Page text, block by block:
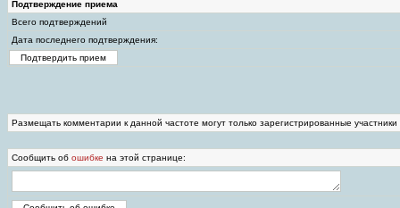
Подтверждение приема
Всего подтверждений
Дата последнего подтверждения:
Размещать комментарии к данной частоте могут только зарегистрированные
Сообщить об ошибке на этой странице: